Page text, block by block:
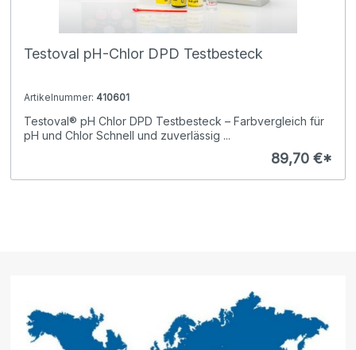
Testoval pH-Chlor DPD Testbesteck
Artikelnummer: 410601
Testoval® pH Chlor DPD Testbesteck – Farbvergleich für
pH und Chlor Schnell und zuverlässig ...
89,70 €*